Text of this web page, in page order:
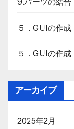
9.パーツの結合
５．GUIの作成
５．GUIの作成
アーカイブ
2025年2月